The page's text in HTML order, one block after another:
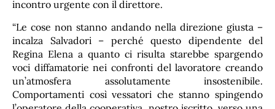
incontro urgente con il direttore.
“Le cose non stanno andando nella direzione giusta –
incalza Salvadori – perché questo dipendente del
Regina Elena a quanto ci risulta starebbe spargendo
voci diffamatorie nei confronti del lavoratore creando
un’atmosfera assolutamente insostenibile.
Comportamenti così vessatori che stanno spingendo